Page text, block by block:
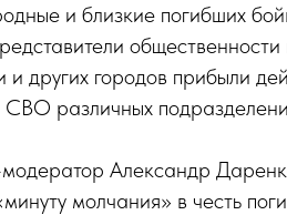
и близкие погибших
и других городов прибыли
СВО различных
Александр
молчания» в честь